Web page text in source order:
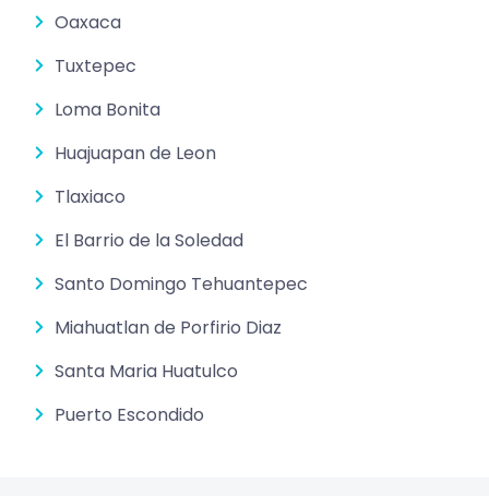
Oaxaca
Tuxtepec
Loma Bonita
Huajuapan de Leon
Tlaxiaco
El Barrio de la Soledad
Santo Domingo Tehuantepec
Miahuatlan de Porfirio Diaz
Santa Maria Huatulco
Puerto Escondido